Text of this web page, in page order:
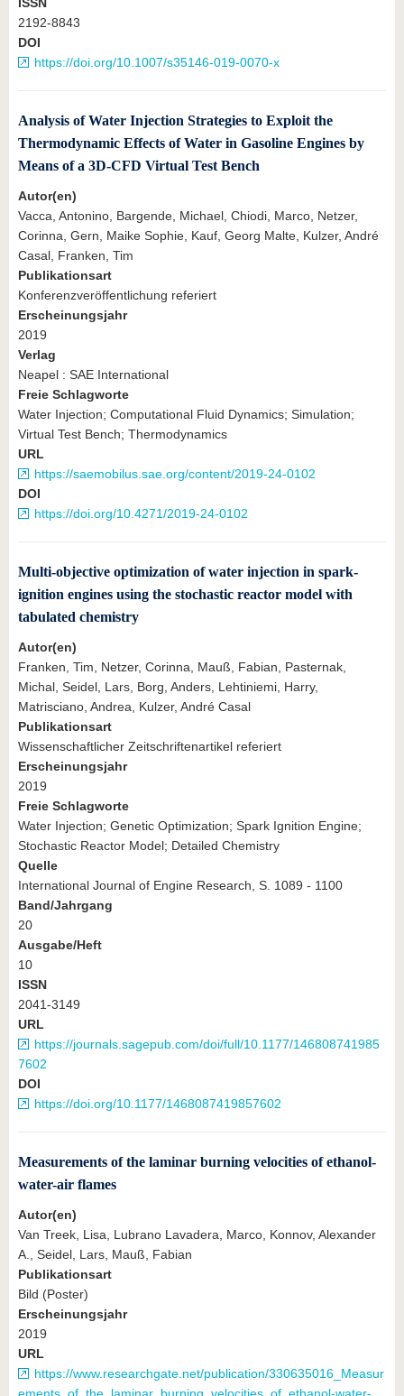
2192-8843
DOI
https://doi.org/10.1007/s35146-019-0070-x
Analysis of Water Injection Strategies to Exploit the
Thermodynamic Effects of Water in Gasoline Engines by
Means of a 3D-CFD Virtual Test Bench
Autor(en)
Vacca, Antonino, Bargende, Michael, Chiodi, Marco, Netzer,
Corinna, Gern, Maike Sophie, Kauf, Georg Malte, Kulzer, André
Casal, Franken, Tim
Publikationsart
Konferenzveröffentlichung referiert
Erscheinungsjahr
2019
Verlag
Neapel : SAE International
Freie Schlagworte
Water Injection; Computational Fluid Dynamics; Simulation;
Virtual Test Bench; Thermodynamics
URL
https://saemobilus.sae.org/content/2019-24-0102
DOI
https://doi.org/10.4271/2019-24-0102
Multi-objective optimization of water injection in spark-
ignition engines using the stochastic reactor model with
tabulated chemistry
Autor(en)
Franken, Tim, Netzer, Corinna, Mauß, Fabian, Pasternak,
Michal, Seidel, Lars, Borg, Anders, Lehtiniemi, Harry,
Matrisciano, Andrea, Kulzer, André Casal
Publikationsart
Wissenschaftlicher Zeitschriftenartikel referiert
Erscheinungsjahr
2019
Freie Schlagworte
Water Injection; Genetic Optimization; Spark Ignition Engine;
Stochastic Reactor Model; Detailed Chemistry
Quelle
International Journal of Engine Research, S. 1089 - 1100
Band/Jahrgang
20
Ausgabe/Heft
10
ISSN
2041-3149
URL
https://journals.sagepub.com/doi/full/10.1177/146808741985
7602
DOI
https://doi.org/10.1177/1468087419857602
Measurements of the laminar burning velocities of ethanol-
water-air flames
Autor(en)
Van Treek, Lisa, Lubrano Lavadera, Marco, Konnov, Alexander
A., Seidel, Lars, Mauß, Fabian
Publikationsart
Bild (Poster)
Erscheinungsjahr
2019
URL
https://www.researchgate.net/publication/330635016_Measur
ements_of_the_laminar_burning_velocities_of_ethanol-water-